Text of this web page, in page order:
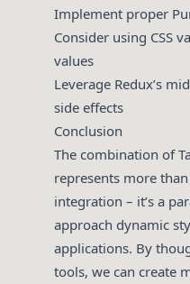
Implement proper
Consider using CSS
values
Leverage Redux’s
side effects
Conclusion
The combination of
represents more
integration – it’s a
approach dynamic
applications. By
tools, we can create